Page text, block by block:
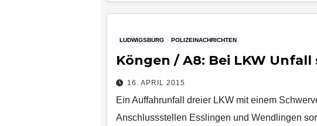
LUDWIGSBURG POLIZEINACHRICHTEN
Köngen / A8: Bei LKW
16. APRIL 2015
Ein Auffahrunfall dreier LKW mit einem
Anschlussstellen Esslingen und Wendlingen